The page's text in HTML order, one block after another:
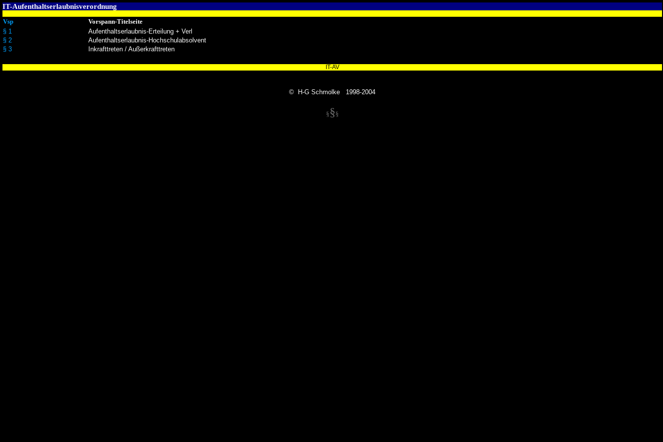
IT-Aufenthaltserlaubnisverordnung
Vsp
Vorspann-Titelseite
§ 1
§ 2
§ 3
Aufenthaltserlaubnis-Erteilung + Verl
Aufenthaltserlaubnis-Hochschulabsolvent
Inkrafttreten / Außerkrafttreten
IT-AV
© H-G Schmolke 1998-2004
§ § §